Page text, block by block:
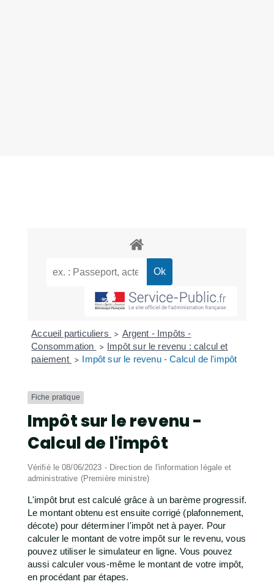
Accueil particuliers > Argent - Impôts -
Consommation
> Impôt sur le revenu : calcul et
paiement > Impôt sur le revenu - Calcul de l'impôt
Fiche pratique
Impôt sur le revenu -
Calcul de l'impôt
Vérifié le 08/06/2023 - Direction de l'information légale et
administrative (Première ministre)
L'impôt brut est calculé grâce à un barème progressif.
Le montant obtenu est ensuite corrigé (plafonnement,
décote) pour déterminer l'impôt net à payer. Pour
calculer le montant de votre impôt sur le revenu, vous
pouvez utiliser le simulateur en ligne. Vous pouvez
aussi calculer vous-même le montant de votre impôt,
en procédant par étapes.